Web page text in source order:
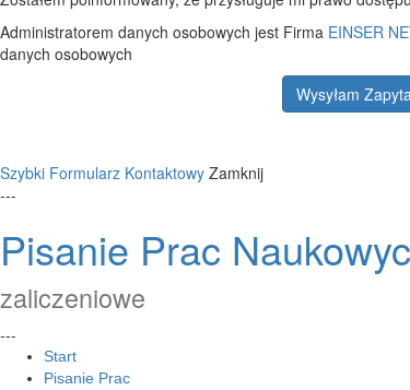
Administratorem danych osobowych jest Firma EINSER
danych osobowych
Wysyłam
Szybki Formularz Kontaktowy Zamknij
---
Pisanie Prac
zaliczeniowe
---
Start
Pisanie Prac